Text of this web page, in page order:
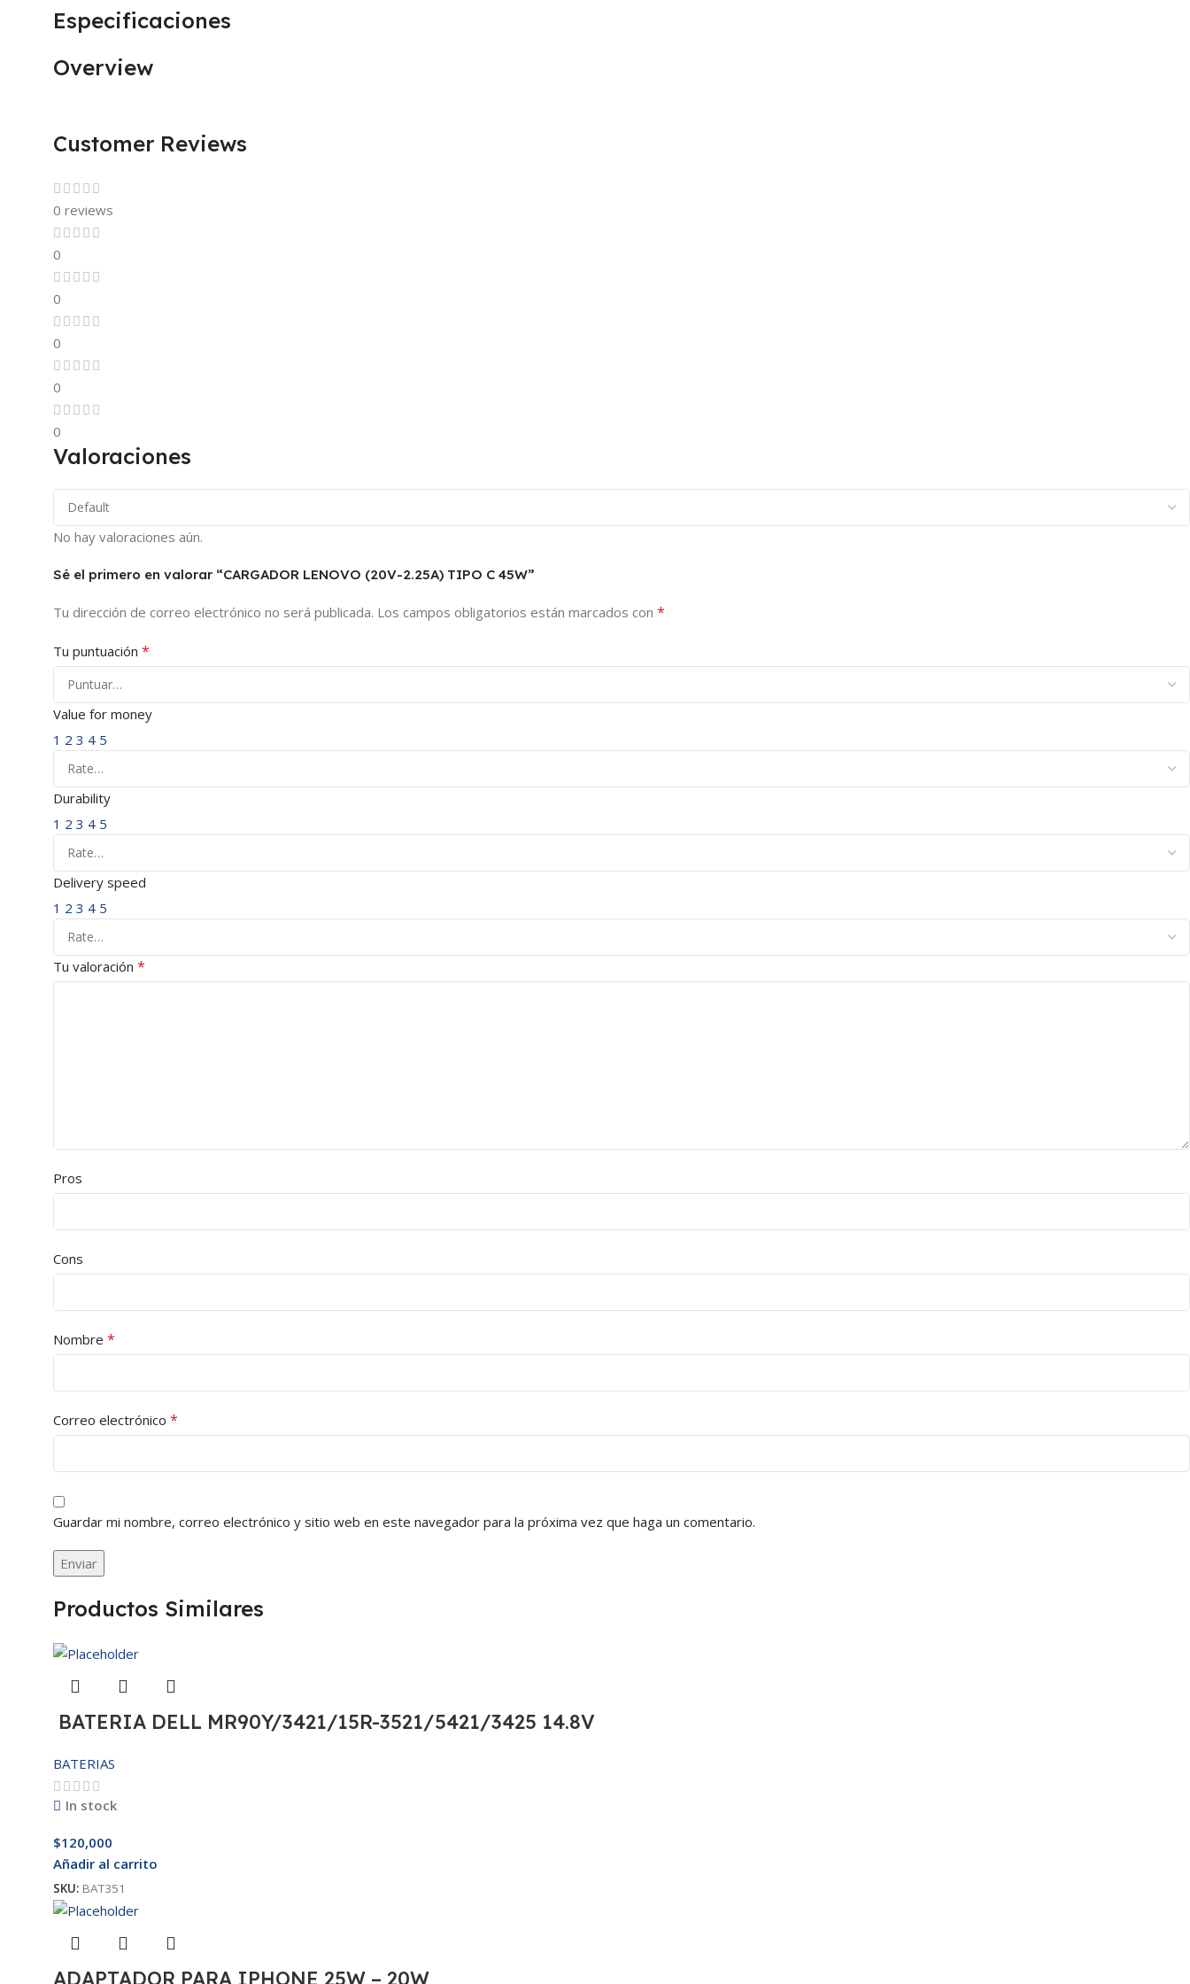
Especificaciones
Overview
Customer Reviews
0 reviews
0
0
0
0
0
Valoraciones
No hay valoraciones aún.
Sé el primero en valorar “CARGADOR LENOVO (20V-2.25A) TIPO C 45W”
Tu dirección de correo electrónico no será publicada. Los campos obligatorios están marcados con *
Tu puntuación *
Value for money
1 2 3 4 5
Durability
1 2 3 4 5
Delivery speed
1 2 3 4 5
Tu valoración *
Pros
Cons
Nombre *
Correo electrónico *
Guardar mi nombre, correo electrónico y sitio web en este navegador para la próxima vez que haga un comentario.
Productos Similares
BATERIA DELL MR90Y/3421/15R-3521/5421/3425 14.8V
BATERIAS
In stock
$120,000
Añadir al carrito
SKU: BAT351
ADAPTADOR PARA IPHONE 25W – 20W